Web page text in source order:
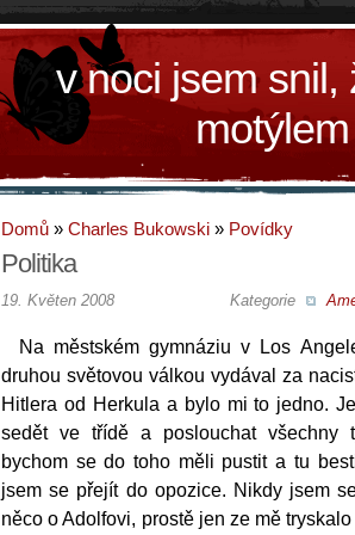
v noci jsem snil,
motýlem
Domů » Charles Bukowski » Povídky
Politika
Kategorie
19. Květen 2008
Na městském gymnáziu v Los
druhou světovou válkou vydával za
Hitlera od Herkula a bylo mi to jedno.
sedět ve třídě a poslouchat všechny
bychom se do toho měli pustit a tu
jsem se přejít do opozice. Nikdy jsem
něco o Adolfovi, prostě jen ze mě